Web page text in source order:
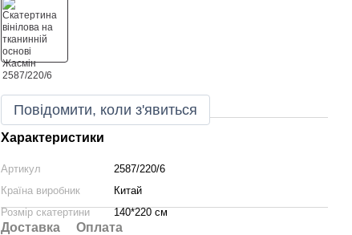
Повідомити, коли з'явиться
Характеристики
Артикул
2587/220/6
Країна виробник
Китай
Розмір скатертини
140*220 см
Доставка Оплата